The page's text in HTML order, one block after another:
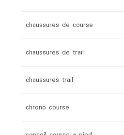
chaussures de course
chaussures de trail
chaussures trail
chrono course